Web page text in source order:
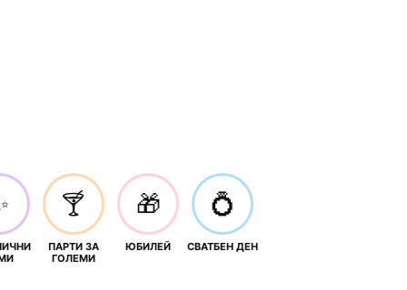
🍸
ПАРТИ ЗА
ГОЛЕМИ
🎁
ЮБИЛЕЙ
💍
СВАТБЕН ДЕН